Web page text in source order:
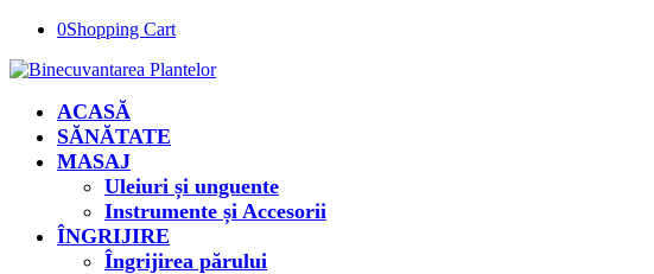
0Shopping Cart
ACASĂ
SĂNĂTATE
MASAJ
Uleiuri și unguente
Instrumente și Accesorii
ÎNGRIJIRE
Îngrijirea părului